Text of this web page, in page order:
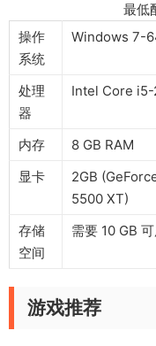
操作
系统
Windows 7-
处理
器
Intel Core i5-
内存 8 GB RAM
显卡
2GB
5500 XT)
存储
空间
需要 10 GB
游戏推荐